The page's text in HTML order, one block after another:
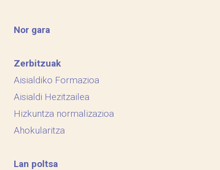
Nor gara
Zerbitzuak
Aisialdiko Formazioa
Aisialdi Hezitzailea
Hizkuntza normalizazioa
Ahokularitza
Lan poltsa